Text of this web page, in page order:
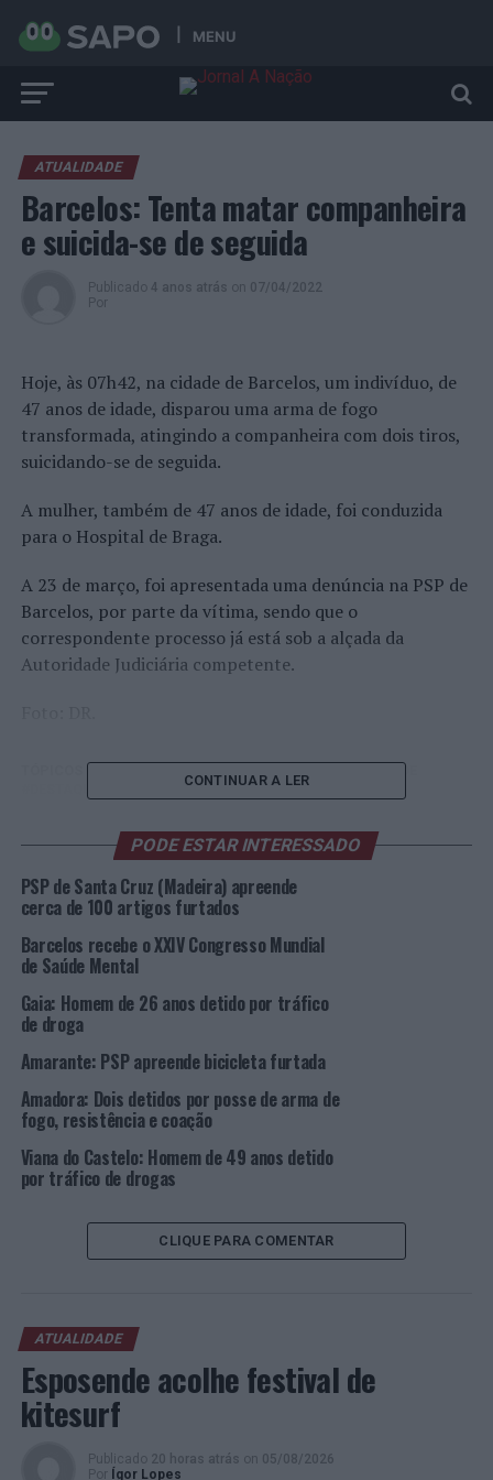
MENU
ATUALIDADE
Barcelos: Tenta matar companheira
e suicida-se de seguida
Publicado 4 anos atrás on 07/04/2022
Por
Hoje, às 07h42, na cidade de Barcelos, um indivíduo, de
47 anos de idade, disparou uma arma de fogo
transformada, atingindo a companheira com dois tiros,
suicidando-se de seguida.
A mulher, também de 47 anos de idade, foi conduzida
para o Hospital de Braga.
A 23 de março, foi apresentada uma denúncia na PSP de
Barcelos, por parte da vítima, sendo que o
correspondente processo já está sob a alçada da
Autoridade Judiciária competente.
VIOLÊNCIA DOMÉSTICA
Campeã nacional 50 metros bruços, Ana Pinho
Rodrigues, recebida na Câmara Municipal de Viana do
Castelo
Como o nosso planeta e os espaços verdes afetam a
nossa saúde
CONTINUAR A LER
PODE ESTAR INTERESSADO
PSP de Santa Cruz (Madeira) apreende
cerca de 100 artigos furtados
Barcelos recebe o XXIV Congresso Mundial
de Saúde Mental
Gaia: Homem de 26 anos detido por tráfico
de droga
Amarante: PSP apreende bicicleta furtada
Amadora: Dois detidos por posse de arma de
fogo, resistência e coação
Viana do Castelo: Homem de 49 anos detido
por tráfico de drogas
CLIQUE PARA COMENTAR
ATUALIDADE
Esposende acolhe festival de
kitesurf
Publicado 20 horas atrás on 05/08/2026
Por
Ígor Lopes